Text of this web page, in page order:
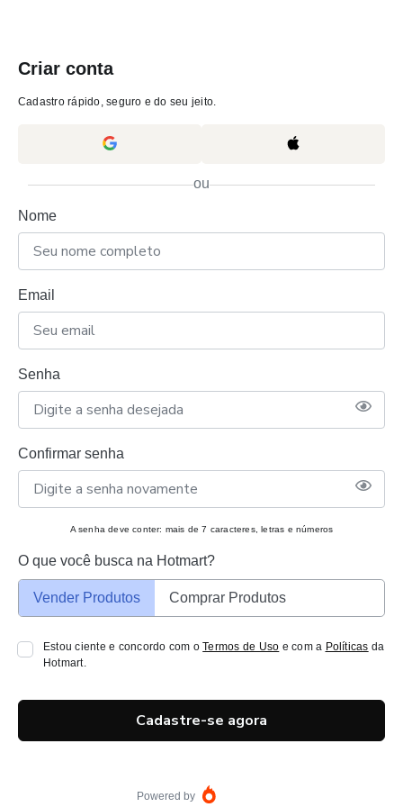
Criar conta
Cadastro rápido, seguro e do seu jeito.
ou
Nome
Email
Senha
Confirmar senha
A senha deve conter: mais de 7 caracteres, letras e números
O que você busca na Hotmart?
Vender Produtos Comprar Produtos
Estou ciente e concordo com oTermos de Uso e com a Políticas da
Hotmart.
Cadastre-se agora
Powered by